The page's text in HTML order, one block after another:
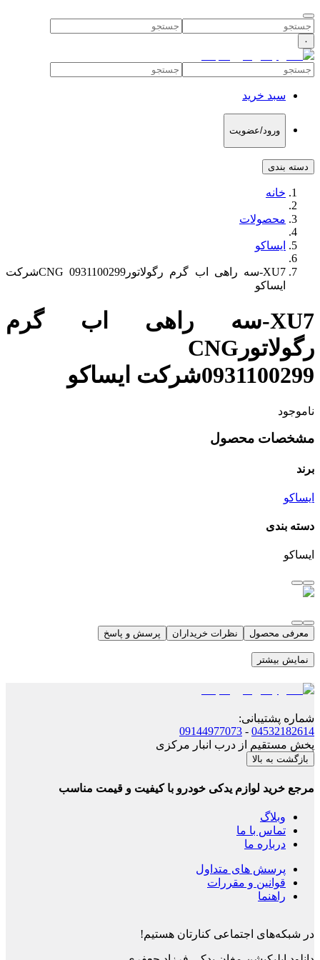
۰
سبد خرید
ورود/عضویت
دسته بندی
خانه
محصولات
ایساکو
XU7-سه راهی اب گرم رگولاتورCNG 0931100299شرکت
ایساکو
XU7-سه راهی اب گرم
رگولاتورCNG
0931100299شرکت ایساکو
ناموجود
مشخصات محصول
برند
ایساکو
دسته بندی
ایساکو
معرفی محصول نظرات خریداران پرسش و پاسخ
نمایش بیشتر
شماره پشتیبانی:
04532182614
-
09144977073
پخش مستقیم از درب انبار مرکزی
بازگشت به بالا
مرجع خرید لوازم یدکی خودرو با کیفیت و قیمت مناسب
وبلاگ
تماس با ما
درباره ما
پرسش های متداول
قوانین و مقررات
راهنما
در شبکه‌های اجتماعی کنارتان هستیم!